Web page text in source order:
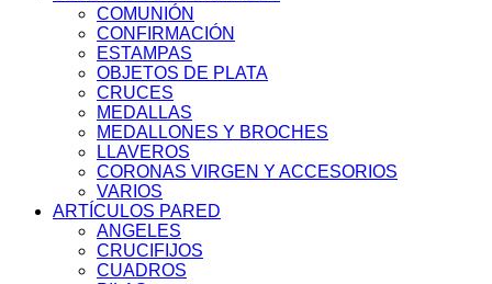
COMUNIÓN
CONFIRMACIÓN
ESTAMPAS
OBJETOS DE PLATA
CRUCES
MEDALLAS
MEDALLONES Y BROCHES
LLAVEROS
CORONAS VIRGEN Y ACCESORIOS
VARIOS
ARTÍCULOS PARED
ANGELES
CRUCIFIJOS
CUADROS